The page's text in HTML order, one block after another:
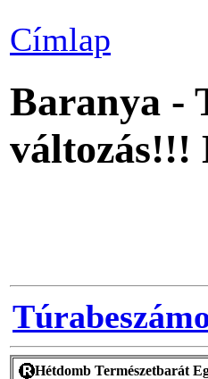
Címlap
Baranya -
változás!!!
Hétdomb Természetbarát